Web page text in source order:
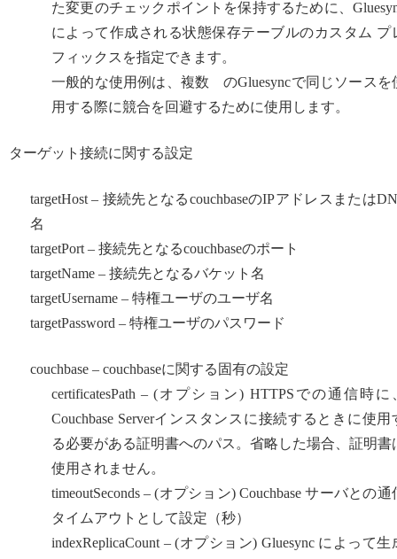
た変更のチェックポイントを保持するために、
によって作成される状態保存テーブルのカスタム プ
フィックスを指定できます。
一般的な使用例は、複数 のGluesyncで同じソースを
用する際に競合を回避するために使用します。
ターゲット接続に関する設定
targetHost – 接続先となるcouchbaseのIPアドレスまたは
名
targetPort – 接続先となるcouchbaseのポート
targetName – 接続先となるバケット名
targetUsername – 特権ユーザのユーザ名
targetPassword – 特権ユーザのパスワード
couchbase – couchbaseに関する固有の設定
certificatesPath – (オプション) HTTPSでの通信時に
Couchbase Serverインスタンスに接続するときに使用
る必要がある証明書へのパス。省略した場合、証明書
使用されません。
timeoutSeconds – (オプション) Couchbase サーバとの通
タイムアウトとして設定（秒）
indexReplicaCount – (オプション) Gluesync によって生